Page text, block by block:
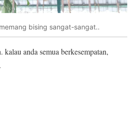
bising sangat-sangat..
anda semua berkesempatan,